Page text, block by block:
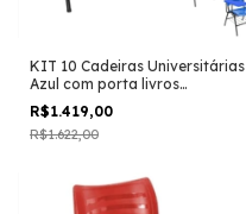
KIT 10 Cadeiras Universitárias
Azul com porta livros
Prancheta Plástica
R$1.419,00
R$1.622,00